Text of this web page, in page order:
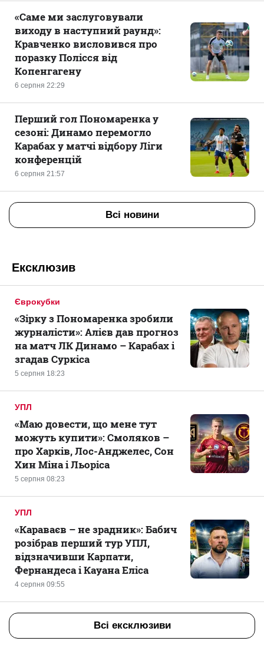
6 серпня 22:29
«Саме ми заслуговували
виходу в наступний раунд»:
Кравченко висловився про
поразку Полісся від
Копенгагену
6 серпня 21:57
Перший гол Пономаренка у
сезоні: Динамо перемогло
Карабах у матчі відбору Ліги
конференцій
Всі новини
Ексклюзив
Єврокубки
5 серпня 18:23
«Зірку з Пономаренка зробили
журналісти»: Алієв дав прогноз
на матч ЛК Динамо – Карабах і
згадав Суркіса
УПЛ
5 серпня 08:23
«Маю довести, що мене тут
можуть купити»: Смоляков –
про Харків, Лос-Анджелес, Сон
Хин Міна і Льоріса
УПЛ
4 серпня 09:55
«Караваєв – не зрадник»: Бабич
розібрав перший тур УПЛ,
відзначивши Карпати,
Фернандеса і Кауана Еліса
Всі ексклюзиви